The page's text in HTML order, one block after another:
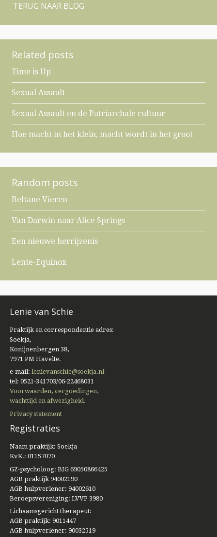
TERUG NAAR BLOG
Related posts
Time is Up
Sexual Assault
Sexual Assault en de Patriarchale cultuur
Hoe macht in het klein, macht wordt in het groot
Random posts
Beltane Vieren
Van Darwin naar Alice Springs
Een nieuwe herrijzenis
Lente-Equinox
Lenie van Schie
Praktijk en correspondentie adres:
Soekja,
Konijnenbergen 38,
7971 PM Havelte.
e-mail: lenievanschie@soekja.nl
tel: 0521-341703/06-22468031
Voorwaarden, vergoedingen,
wachttijd en afwezigheid.
Privacy statement
Registraties
Naam praktijk: Soekja
KvK.: 01157070
GZ-psycholoog: BIG 69050866425
AGB praktijk 94002190
AGB hulpverlener: 94002610
Beroepsvereniging: LVVP 3980
Lichaamsgericht therapeut:
AGB praktijk: 9011447
AGB hulpverlener: 90032519